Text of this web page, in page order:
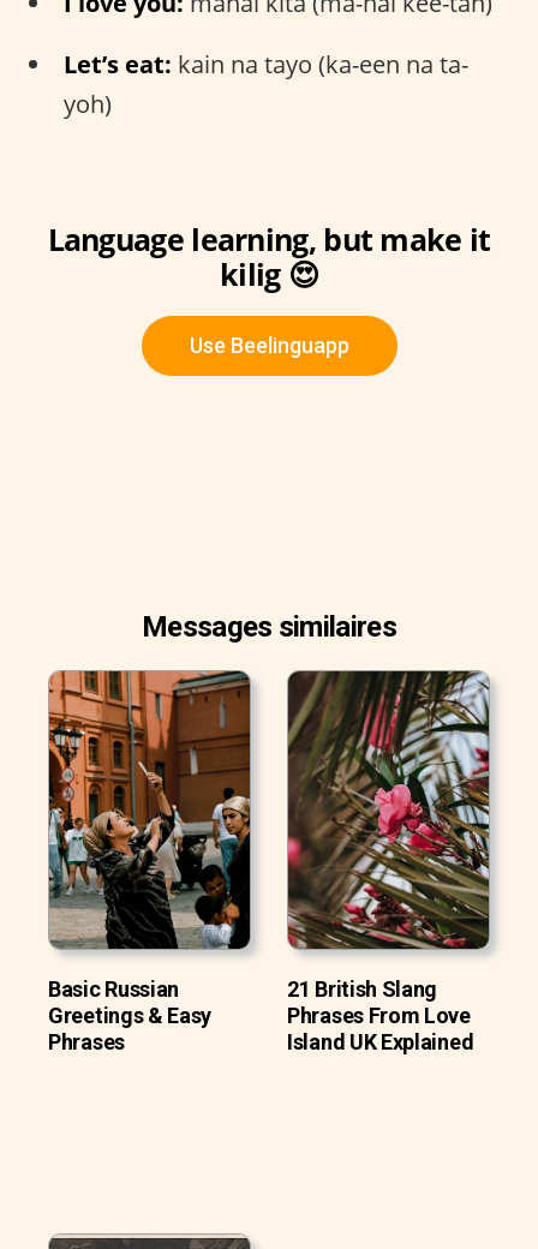
Let’s eat: kain na tayo (ka-een na ta-
yoh)
Language learning, but make it
kilig 😍
Use Beelinguapp
Messages similaires
Basic Russian
Greetings & Easy
Phrases
21 British Slang
Phrases From Love
Island UK Explained